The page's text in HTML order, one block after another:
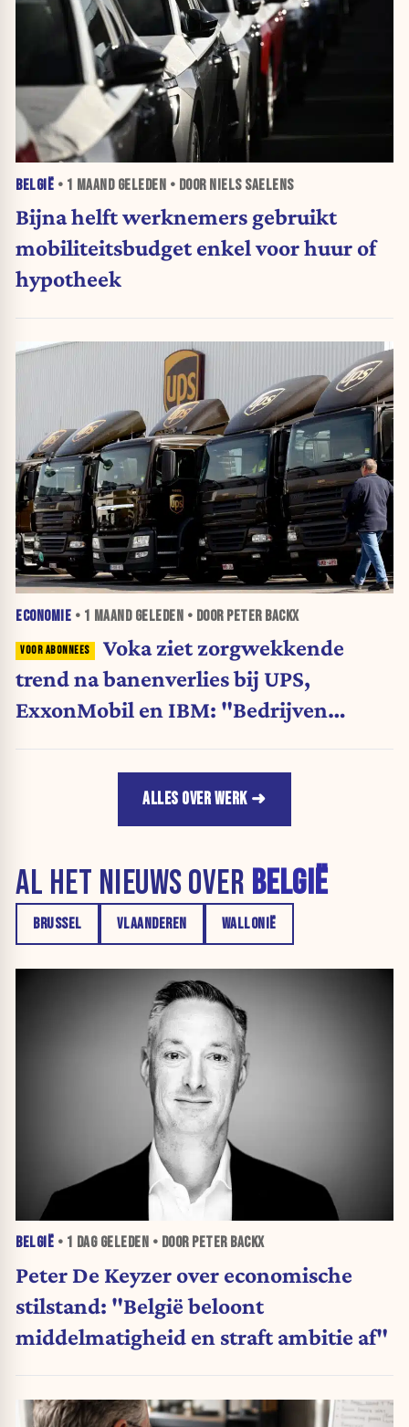
BELGIË • 1 MAANDGELEDEN • DOOR NIELS SAELENS
Bijna helft werknemers gebruikt
mobiliteitsbudget enkel voor huur of
hypotheek
ECONOMIE • 1 MAANDGELEDEN • DOOR PETER BACKX
Voka ziet zorgwekkende
trend na banenverlies bij UPS,
ExxonMobil en IBM: "Bedrijven
ALLES OVER WERK
AL HET NIEUWS OVER BELGIË
BRUSSEL VLAANDEREN WALLONIË
BELGIË • 1 DAGGELEDEN • DOOR PETER BACKX
Peter De Keyzer over economische
stilstand: "België beloont
middelmatigheid en straft ambitie af"